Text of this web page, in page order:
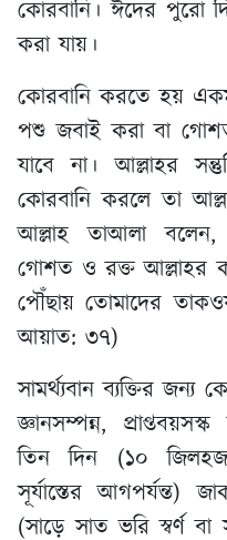
কোরবানি। ঈদের পুরো
করা যায়।
কোরবানি করতে হয়
পশু জবাই করা বা
যাবে না। আল্লাহর
কোরবানি করলে তা
আল্লাহ তাআলা বলেন,
গোশত ও রক্ত আল্লাহর
পৌঁছায় তোমাদের
আয়াত: ৩৭)
সামর্থ্যবান ব্যক্তির জন্য
জ্ঞানসম্পন্ন,
তিন দিন (১০
সূর্যাস্তের আগপর্যন্ত)
(সাড়ে সাত ভরি স্বর্ণ